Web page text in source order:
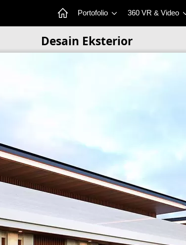
Portofolio 360 VR & Video
Desain Eksterior